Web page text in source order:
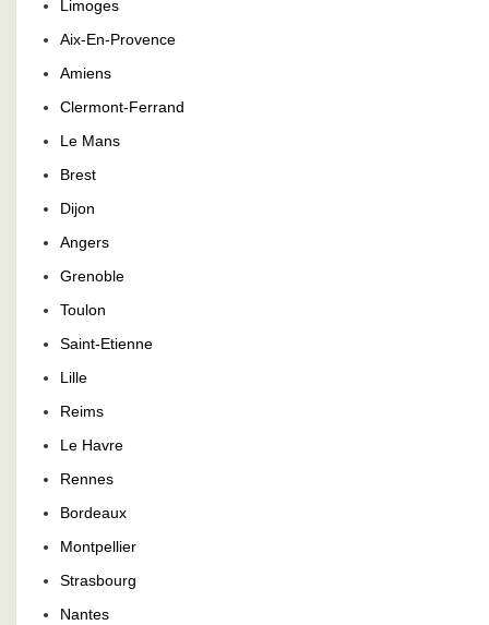
Limoges
Aix-En-Provence
Amiens
Clermont-Ferrand
Le Mans
Brest
Dijon
Angers
Grenoble
Toulon
Saint-Etienne
Lille
Reims
Le Havre
Rennes
Bordeaux
Montpellier
Strasbourg
Nantes